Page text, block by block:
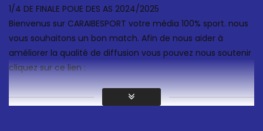
1/4 DE FINALE POUE DES AS 2024/2025
Bienvenus sur CARAIBESPORT votre média 100% sport. nous
vous souhaitons un bon match. Afin de nous aider à
améliorer la qualité de diffusion vous pouvez nous soutenir
cliquez sur ce lien :
NOUS SOUTENIR